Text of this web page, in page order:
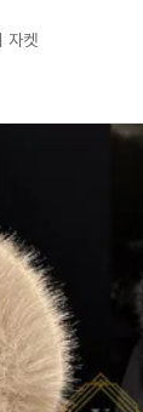
자켓